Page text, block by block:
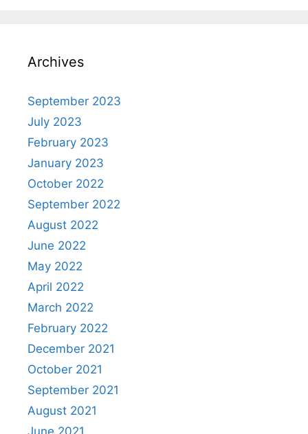
Archives
September 2023
July 2023
February 2023
January 2023
October 2022
September 2022
August 2022
June 2022
May 2022
April 2022
March 2022
February 2022
December 2021
October 2021
September 2021
August 2021
June 2021